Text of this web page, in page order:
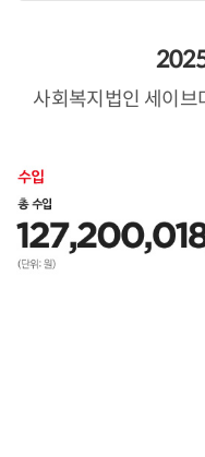
사회복지법인 세이